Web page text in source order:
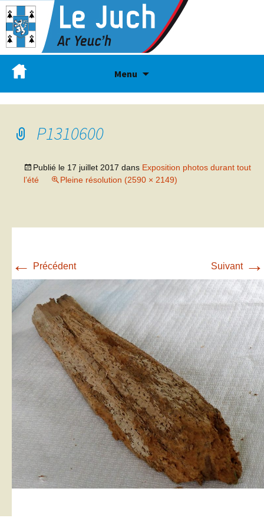
Menu
P1310600
Publié le 17 juillet 2017 dans Exposition photos durant tout
l’été
Pleine résolution (2590 × 2149)
← Précédent Suivant →